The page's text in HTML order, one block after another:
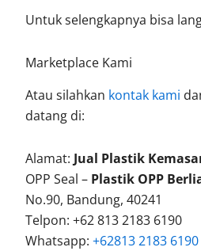
Untuk selengkapnya bisa
Marketplace Kami
Atau silahkan kontak kami
datang di:
Alamat: Jual Plastik
OPP Seal – Plastik OPP
No.90, Bandung, 40241
Telpon: +62 813 2183 6190
Whatsapp:+62813 2183 6190